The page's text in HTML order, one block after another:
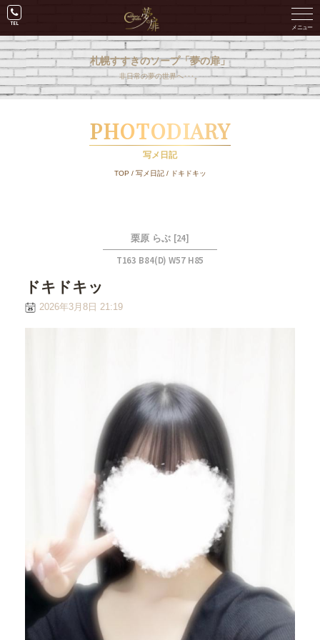
札幌すすきのソープ「夢の扉」
非日常の夢の世界へ･･･。
PHOTODIARY
写メ日記
TOP / 写メ日記/ ドキドキッ
栗原 らぶ [24]
T163 B84(D) W57 H85
ドキドキッ
2026年3月8日 21:19